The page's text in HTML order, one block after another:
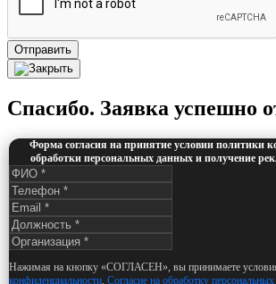
Отправить
Спасибо. Заявка успешно
Форма согласия на принятие условии политики
обработки персональных данных и получение
Нажимая на кнопку «СОГЛАСЕН», вы принимаете
конфиденциальности, Согласие на обработку